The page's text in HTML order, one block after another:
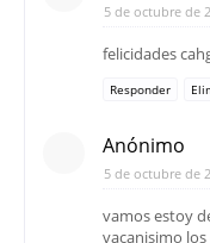
5 de octubre de
felicidades
Responder
Anónimo
5 de octubre de
vamos estoy
vacanisimo